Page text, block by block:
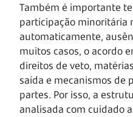
Também é importante
participação minoritária
automaticamente,
muitos casos, o acordo
direitos de veto,
saída e mecanismos de
partes. Por isso, a
analisada com cuidado